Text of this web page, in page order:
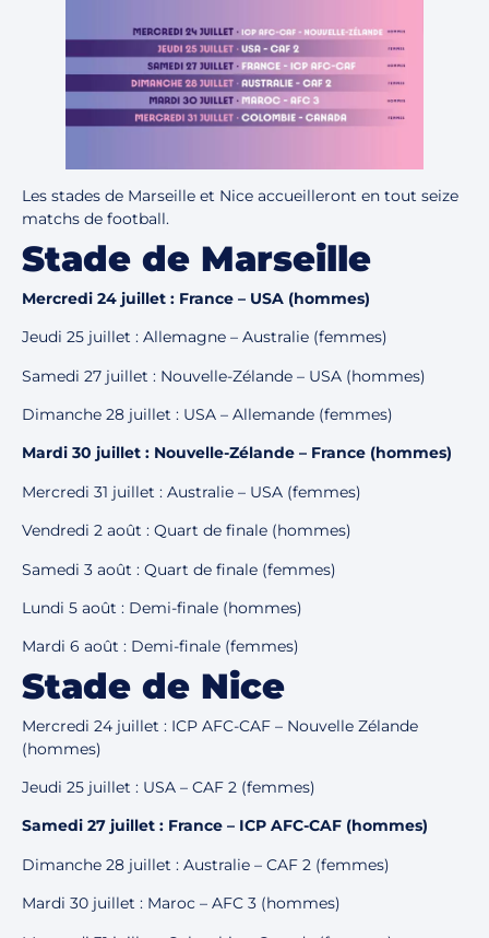
Les stades de Marseille et Nice accueilleront en tout seize
matchs de football.
Stade de Marseille
Mercredi 24 juillet : France – USA (hommes)
Jeudi 25 juillet : Allemagne – Australie (femmes)
Samedi 27 juillet : Nouvelle-Zélande – USA (hommes)
Dimanche 28 juillet : USA – Allemande (femmes)
Mardi 30 juillet : Nouvelle-Zélande – France (hommes)
Mercredi 31 juillet : Australie – USA (femmes)
Vendredi 2 août : Quart de finale (hommes)
Samedi 3 août : Quart de finale (femmes)
Lundi 5 août : Demi-finale (hommes)
Mardi 6 août : Demi-finale (femmes)
Stade de Nice
Mercredi 24 juillet : ICP AFC-CAF – Nouvelle Zélande
(hommes)
Jeudi 25 juillet : USA – CAF 2 (femmes)
Samedi 27 juillet : France – ICP AFC-CAF (hommes)
Dimanche 28 juillet : Australie – CAF 2 (femmes)
Mardi 30 juillet : Maroc – AFC 3 (hommes)